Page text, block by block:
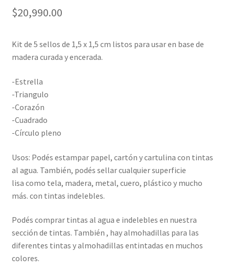
$20,990.00
Kit de 5 sellos de 1,5 x 1,5 cm listos para usar en base de
madera curada y encerada.
-Estrella
-Triangulo
-Corazón
-Cuadrado
-Círculo pleno
Usos: Podés estampar papel, cartón y cartulina con tintas
al agua. También, podés sellar cualquier superficie
lisa como tela, madera, metal, cuero, plástico y mucho
más. con tintas indelebles.
Podés comprar tintas al agua e indelebles en nuestra
sección de tintas. También , hay almohadillas para las
diferentes tintas y almohadillas entintadas en muchos
colores.